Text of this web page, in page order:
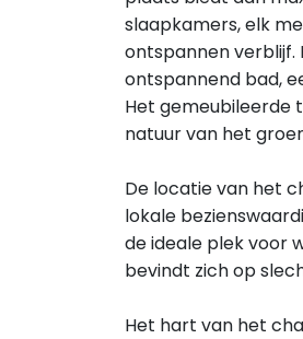
slaapkamers, elk
ontspannen
ontspannend bad,
Het gemeubileerde
natuur van het
De locatie van het
lokale
de ideale plek voor
bevindt zich op
Het hart van het